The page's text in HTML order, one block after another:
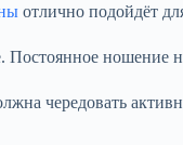
отлично подойдёт
Постоянное ношение
чередовать